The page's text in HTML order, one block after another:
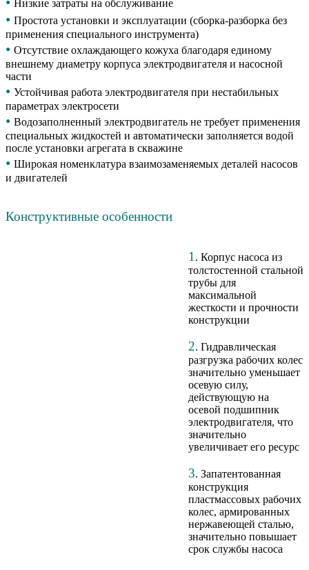
Низкие затраты на обслуживание
• Простота установки и эксплуатации (сборка-разборка без
применения специального инструмента)
• Отсутствие охлаждающего кожуха благодаря единому
внешнему диаметру корпуса электродвигателя и насосной
части
• Устойчивая работа электродвигателя при нестабильных
параметрах электросети
• Водозаполненный электродвигатель не требует применения
специальных жидкостей и автоматически заполняется водой
после установки агрегата в скважине
• Широкая номенклатура взаимозаменяемых деталей насосов
и двигателей
Конструктивные особенности
1 . Корпус насоса из
толстостенной стальной
трубы для
максимальной
жесткости и прочности
конструкции
2. Гидравлическая
разгрузка рабочих колес
значительно уменьшает
осевую силу,
действующую на
осевой подшипник
электродвигателя, что
значительно
увеличивает его ресурс
3. Запатентованная
конструкция
пластмассовых рабочих
колес, армированных
нержавеющей сталью,
значительно повышает
срок службы насоса